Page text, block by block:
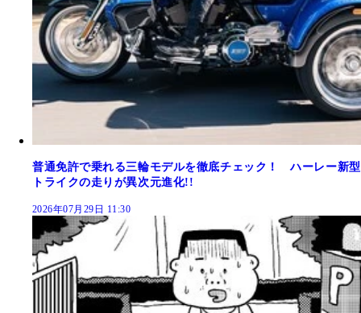
普通免許で乗れる三輪モデルを徹底チェック！ ハーレー新型
トライクの走りが異次元進化!!
2026年07月29日 11:30